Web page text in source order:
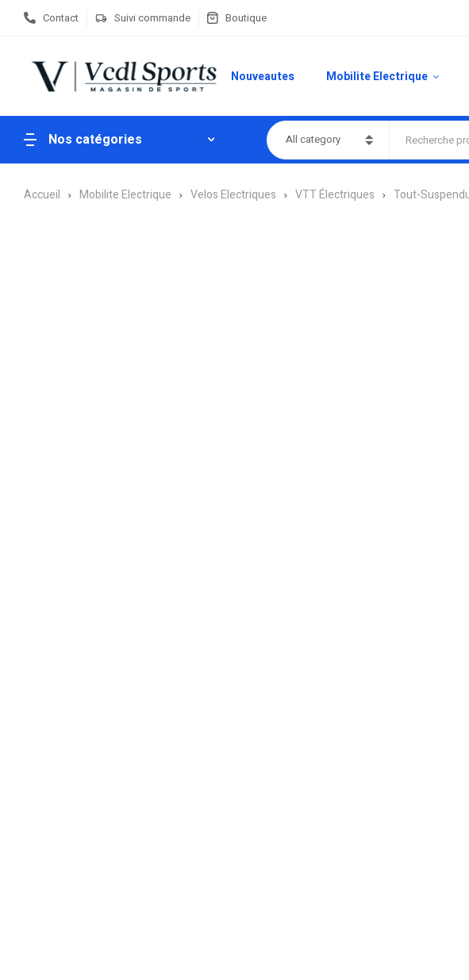
Contact Suivi commande Boutique
Nouveautes Mobilite Electrique
Nos catégories All category
Accueil Mobilite Electrique Velos Electriques VTT Électriques Tout-